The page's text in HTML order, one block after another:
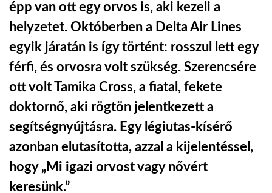
GLOBOTV BP
HÍR3D
TROPICALMAGAZIN
GLOBOTV
AFRIKA TUDÁSTÁR
épp van ott egy orvos is, aki kezeli a
helyzetet. Októberben a Delta Air Lines
egyik járatán is így történt: rosszul lett egy
férfi, és orvosra volt szükség. Szerencsére
ott volt Tamika Cross, a fiatal, fekete
doktornő, aki rögtön jelentkezett a
segítségnyújtásra. Egy légiutas-kísérő
azonban elutasította, azzal a kijelentéssel,
hogy „Mi igazi orvost vagy nővért
keresünk.”